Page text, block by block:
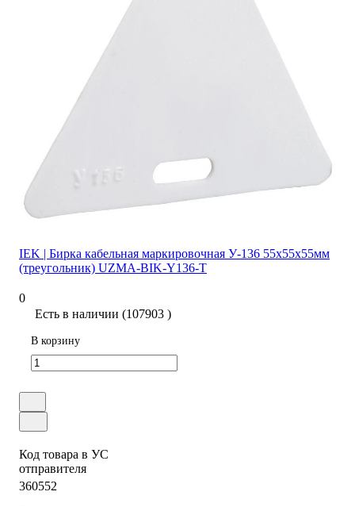
IEK | Бирка кабельная маркировочная У-136 55х55х55мм
(треугольник) UZMA-BIK-Y136-T
0
Есть в наличии (107903 )
В корзину
Код товара в УС
отправителя
360552